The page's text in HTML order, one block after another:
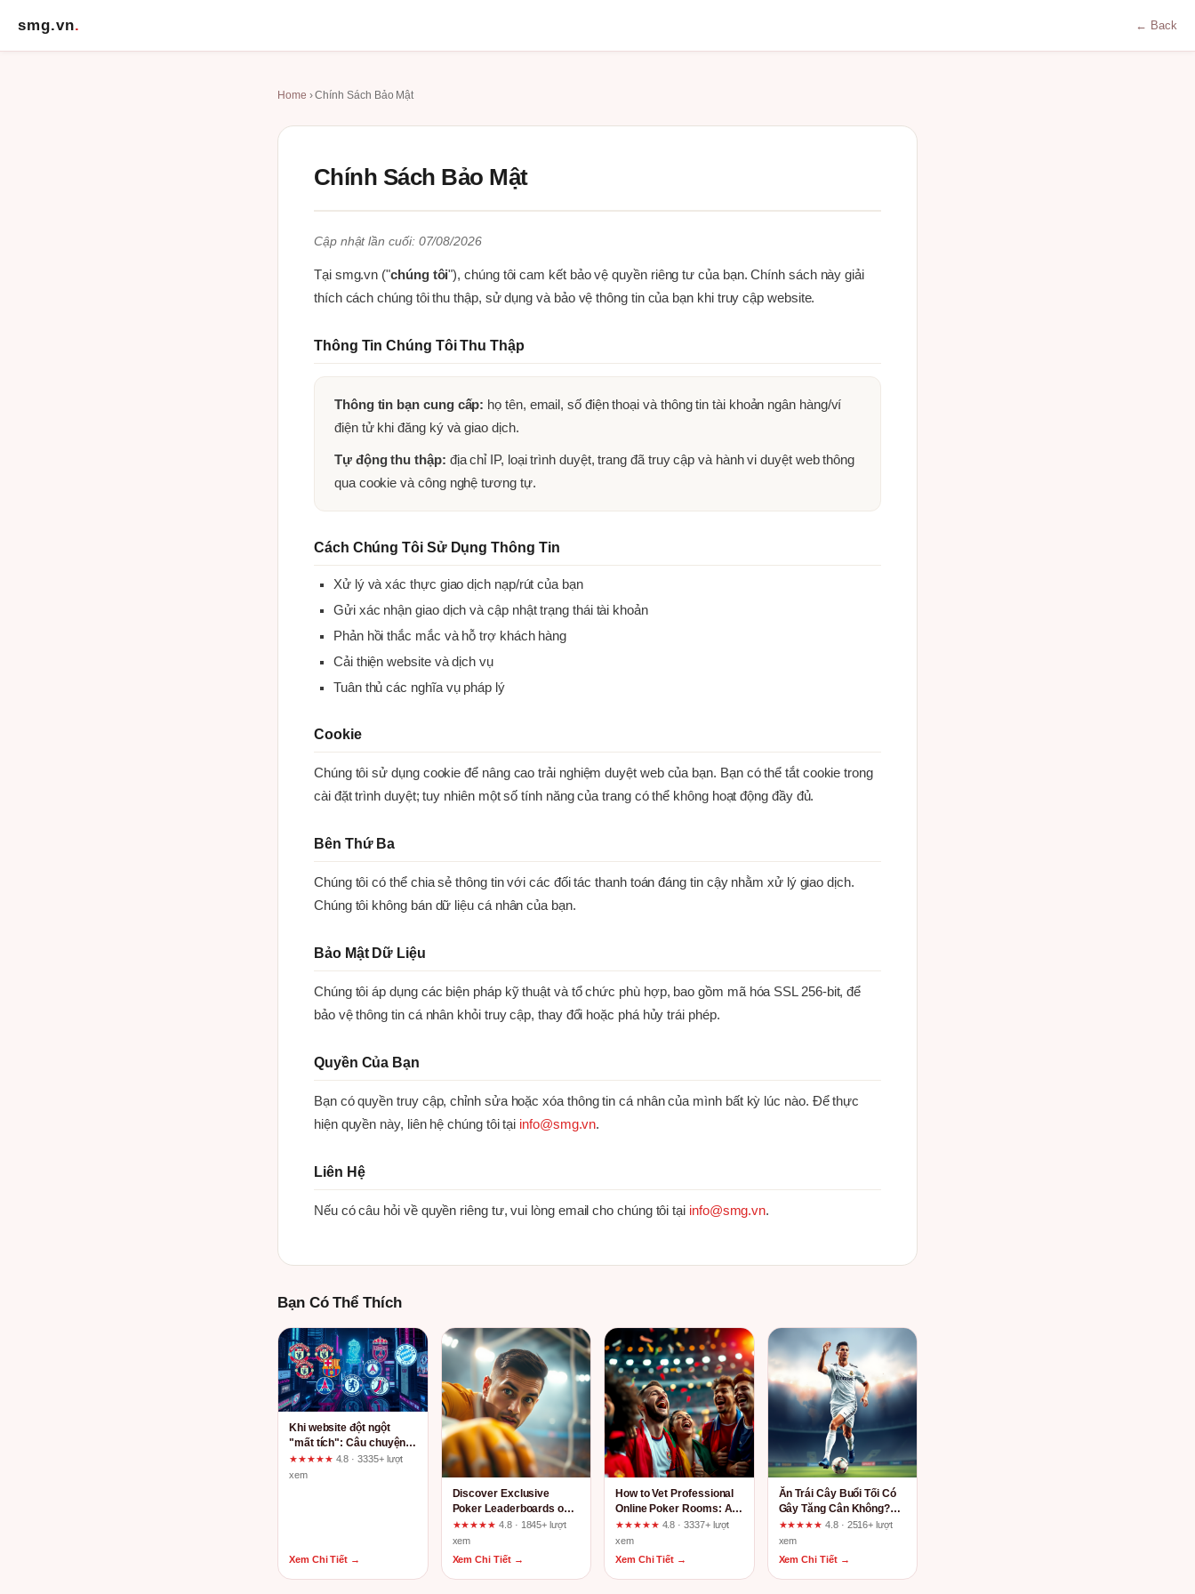
smg.vn. ← Back
Home › Chính Sách Bảo Mật
Chính Sách Bảo Mật
Cập nhật lần cuối: 07/08/2026
Tại smg.vn ("chúng tôi"), chúng tôi cam kết bảo vệ quyền riêng tư của bạn. Chính sách này giải
thích cách chúng tôi thu thập, sử dụng và bảo vệ thông tin của bạn khi truy cập website.
Thông Tin Chúng Tôi Thu Thập
Thông tin bạn cung cấp: họ tên, email, số điện thoại và thông tin tài khoản ngân hàng/ví
điện tử khi đăng ký và giao dịch.
Tự động thu thập: địa chỉ IP, loại trình duyệt, trang đã truy cập và hành vi duyệt web thông
qua cookie và công nghệ tương tự.
Cách Chúng Tôi Sử Dụng Thông Tin
Xử lý và xác thực giao dịch nạp/rút của bạn
Gửi xác nhận giao dịch và cập nhật trạng thái tài khoản
Phản hồi thắc mắc và hỗ trợ khách hàng
Cải thiện website và dịch vụ
Tuân thủ các nghĩa vụ pháp lý
Cookie
Chúng tôi sử dụng cookie để nâng cao trải nghiệm duyệt web của bạn. Bạn có thể tắt cookie trong
cài đặt trình duyệt; tuy nhiên một số tính năng của trang có thể không hoạt động đầy đủ.
Bên Thứ Ba
Chúng tôi có thể chia sẻ thông tin với các đối tác thanh toán đáng tin cậy nhằm xử lý giao dịch.
Chúng tôi không bán dữ liệu cá nhân của bạn.
Bảo Mật Dữ Liệu
Chúng tôi áp dụng các biện pháp kỹ thuật và tổ chức phù hợp, bao gồm mã hóa SSL 256-bit, để
bảo vệ thông tin cá nhân khỏi truy cập, thay đổi hoặc phá hủy trái phép.
Quyền Của Bạn
Bạn có quyền truy cập, chỉnh sửa hoặc xóa thông tin cá nhân của mình bất kỳ lúc nào. Để thực
hiện quyền này, liên hệ chúng tôi tại info@smg.vn.
Liên Hệ
Nếu có câu hỏi về quyền riêng tư, vui lòng email cho chúng tôi tại info@smg.vn.
Bạn Có Thể Thích
Khi website đột ngột
"mất tích": Câu chuyện
về một domain từ đỉnh
cao rơi xuống vực sâu
★★★★★ 4.8 · 3335+ lượt
xem
Xem Chi Tiết →
Discover Exclusive
Poker Leaderboards on
uu88-km.com
★★★★★4.8 · 1845+ lượt
xem
Xem Chi Tiết →
How to Vet Professional
Online Poker Rooms: A
Full User-Journey
Review of hz88.ac
★★★★★ 4.8 · 3337+ lượt
xem
Xem Chi Tiết →
Ăn Trái Cây Buổi Tối Có
Gây Tăng Cân Không?
Sự Thật Bất Ngờ Cho Tín
Đồ Healthy
★★★★★4.8 · 2516+ lượt
xem
Xem Chi Tiết →